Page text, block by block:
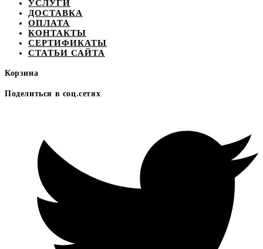
УСЛУГИ
ДОСТАВКА
ОПЛАТА
КОНТАКТЫ
СЕРТИФИКАТЫ
СТАТЬИ САЙТА
Корзина
Поделиться в соц.сетях